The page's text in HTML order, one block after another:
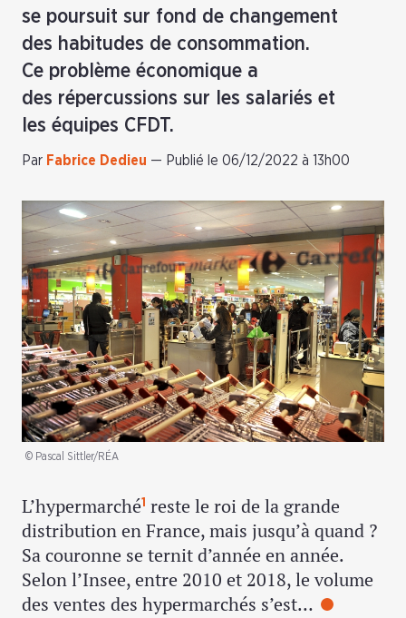
se poursuit sur fond de changement
des habitudes de consommation.
Ce problème économique a
des répercussions sur les salariés et
les équipes CFDT.
Par Fabrice Dedieu — Publié le 06/12/2022 à 13h00
© Pascal Sittler/RÉA
L’hypermarché1 reste le roi de la grande
distribution en France, mais jusqu’à quand ?
Sa couronne se ternit d’année en année.
Selon l’Insee, entre 2010 et 2018, le volume
des ventes des hypermarchés s’est…